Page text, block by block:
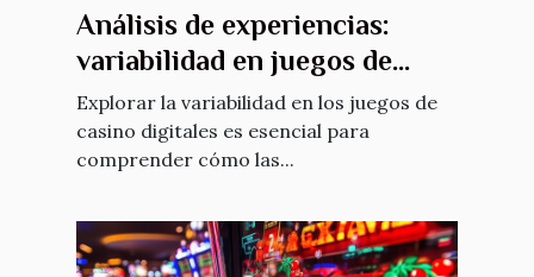
Análisis de experiencias:
variabilidad en juegos de
casino digitales
Explorar la variabilidad en los juegos de
casino digitales es esencial para
comprender cómo las...